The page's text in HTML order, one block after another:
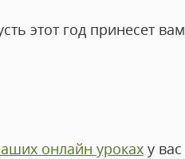
этот год принесет вам
онлайн урокаху вас